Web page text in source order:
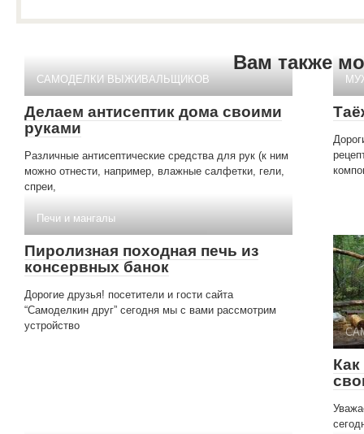
Вам также
САМОДЕЛКИ ВЫЖИВАЛЬЩИКОВ
Делаем антисептик дома своими
руками
Различные антисептические средства для рук (к ним
можно отнести, например, влажные салфетки, гели,
спреи,
Печи и мангалы
Пиролизная походная печь из
консервных банок
Дорогие друзья! посетители и гости сайта
“Самоделкин друг” сегодня мы с вами рассмотрим
устройство